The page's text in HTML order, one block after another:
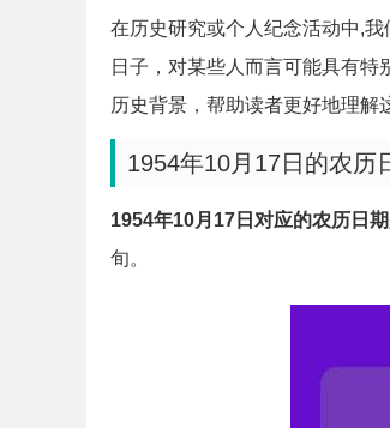
在历史研究或个人纪念活动中,
日子，对某些人而言可能具有
历史背景，帮助读者更好地理解
1954年10月17日的农历
1954年10月17日对应的农历日
旬。